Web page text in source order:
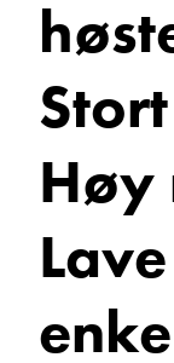
Bobiler
Navn
Beskrivelse
Lave